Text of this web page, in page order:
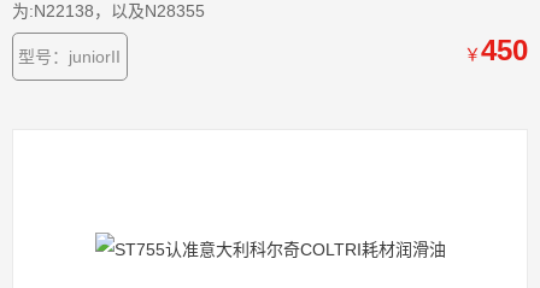
为:N22138，以及N28355
型号：juniorII ￥450